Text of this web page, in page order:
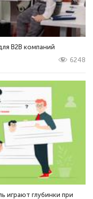
В2В компаний
6248
играют глубинки при